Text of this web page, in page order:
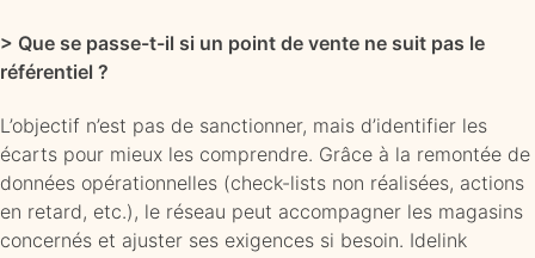
> Que se passe-t-il si un point de vente ne suit pas le
référentiel ?
L’objectif n’est pas de sanctionner, mais d’identifier les
écarts pour mieux les comprendre. Grâce à la remontée de
données opérationnelles (check-lists non réalisées, actions
en retard, etc.), le réseau peut accompagner les magasins
concernés et ajuster ses exigences si besoin. Idelink